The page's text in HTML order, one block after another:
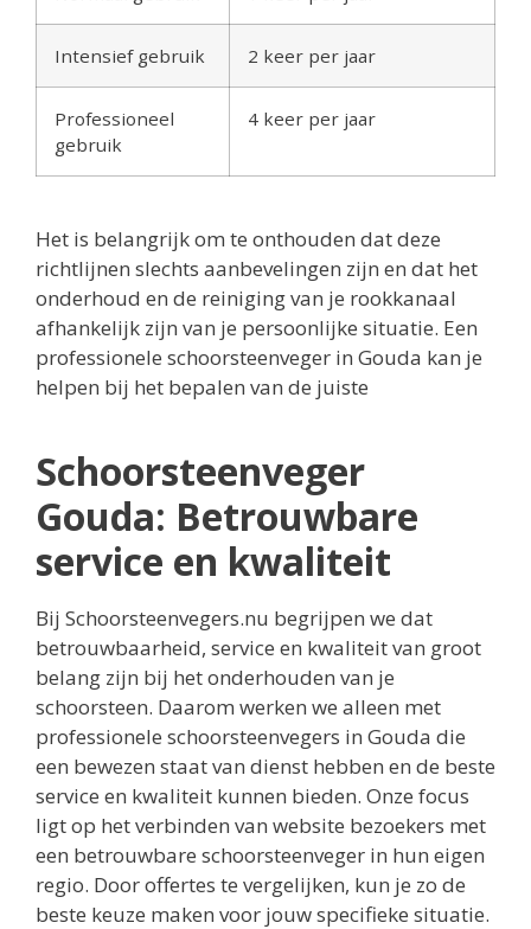
Intensief gebruik 2 keer per jaar
Professioneel
gebruik
4 keer per jaar
Het is belangrijk om te onthouden dat deze
richtlijnen slechts aanbevelingen zijn en dat het
onderhoud en de reiniging van je rookkanaal
afhankelijk zijn van je persoonlijke situatie. Een
professionele schoorsteenveger in Gouda kan je
helpen bij het bepalen van de juiste
Schoorsteenveger
Gouda: Betrouwbare
service en kwaliteit
Bij Schoorsteenvegers.nu begrijpen we dat
betrouwbaarheid, service en kwaliteit van groot
belang zijn bij het onderhouden van je
schoorsteen. Daarom werken we alleen met
professionele schoorsteenvegers in Gouda die
een bewezen staat van dienst hebben en de beste
service en kwaliteit kunnen bieden. Onze focus
ligt op het verbinden van website bezoekers met
een betrouwbare schoorsteenveger in hun eigen
regio. Door offertes te vergelijken, kun je zo de
beste keuze maken voor jouw specifieke situatie.